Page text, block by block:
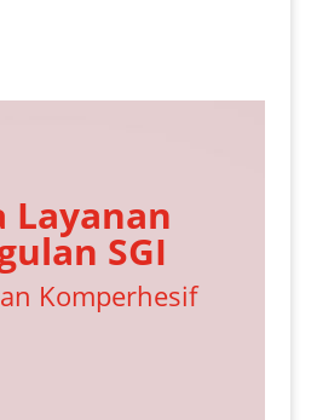
Layanan
SGI
Komperhesif